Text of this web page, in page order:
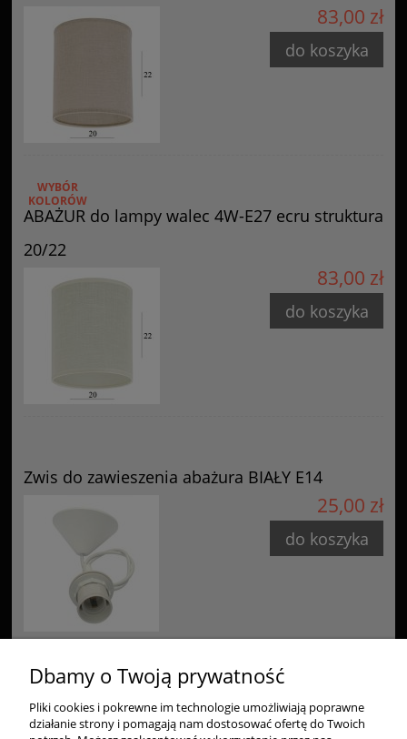
83,00 zł
do koszyka
ABAŻUR do lampy walec 4W-E27 ecru struktura
20/22
WYBÓR
KOLORÓW
83,00 zł
do koszyka
Zwis do zawieszenia abażura BIAŁY E14
25,00 zł
do koszyka
Zakupy
Dbamy o Twoją prywatność
Pliki cookies i pokrewne im technologie umożliwiają poprawne
działanie strony i pomagają nam dostosować ofertę do Twoich